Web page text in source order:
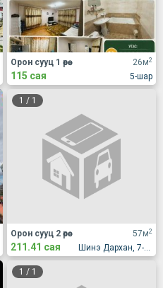
26м2
5-шар
Орон сууц 1 өрөө
115 сая
1 / 1
57м2
Шинэ Дархан, 7-р хороолол, Жүр Үр үйлдвэрийн хажууд
Орон сууц 2 өрөө
211.41 сая
1 / 1